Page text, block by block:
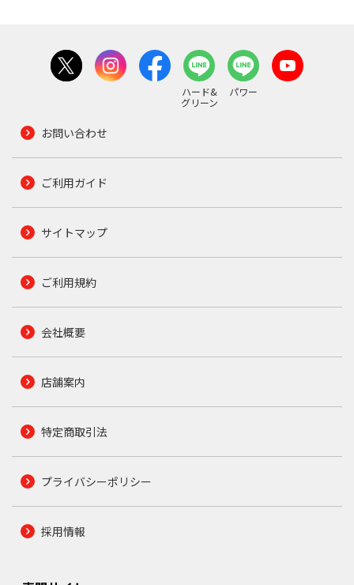
ハード&
グリーン
パワー
お問い合わせ
ご利用ガイド
サイトマップ
ご利用規約
会社概要
店舗案内
特定商取引法
プライバシーポリシー
採用情報